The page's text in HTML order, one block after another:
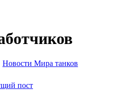
Новости Мира танков
пост